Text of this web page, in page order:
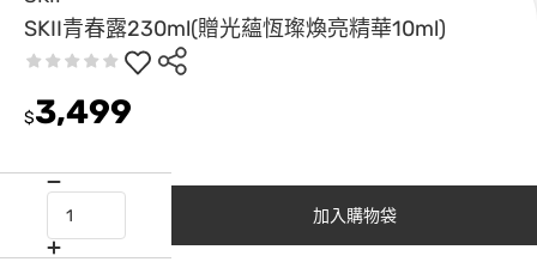
SKII青春露230ml(贈光蘊恆璨煥亮精華10ml)
$3,499
加入購物袋